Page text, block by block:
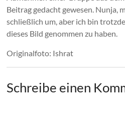
Beitrag gedacht gewesen. Nunja,
schließlich um, aber ich bin
dieses Bild genommen zu haben.
Originalfoto: Ishrat
Schreibe einen